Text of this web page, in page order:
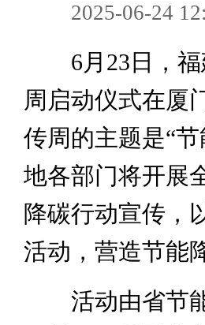
2025-06-24
6月23日，福
周启动仪式在厦
传周的主题是“节
地各部门将开展
降碳行动宣传，
活动，营造节能
活动由省节能